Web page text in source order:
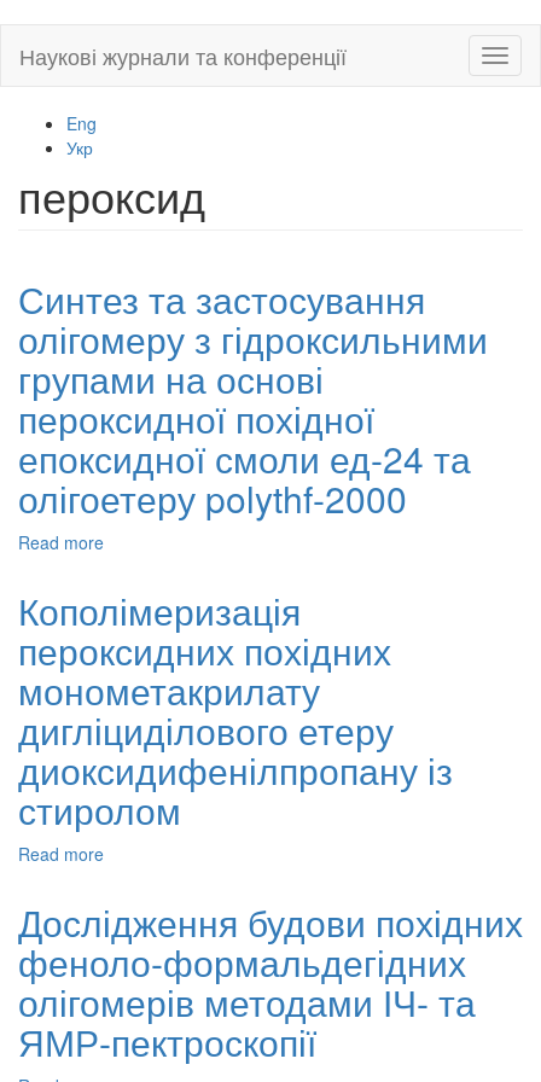
main
Наукові журнали та конференції
Eng
Укр
пероксид
Синтез та застосування
олігомеру з гідроксильними
групами на основі
пероксидної похідної
епоксидної смоли ед-24 та
олігоетеру polythf-2000
Read more
застосування
олігомеру
з
гідроксильними
групами
основі
пероксидної
похідної
епоксидної
та
олігоетеру
polythf-
2000
Кополімеризація
пероксидних похідних
монометакрилату
дигліциділового етеру
диоксидифенілпропану із
стиролом
Read more
похідних
монометакрилату
дигліциділового
етеру
диоксидифенілпропану
із
Дослідження будови похідних
феноло-формальдегідних
олігомерів методами ІЧ- та
ЯМР-пектроскопії